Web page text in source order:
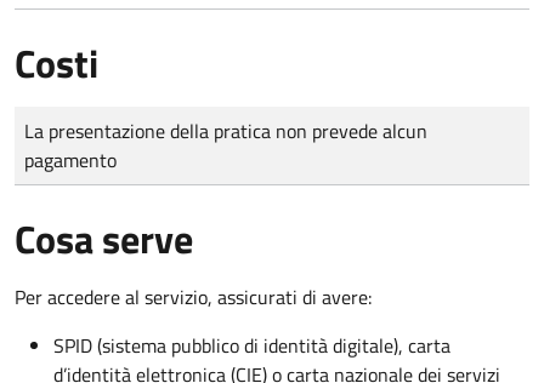
Costi
Tipo di pagamento
Importo
La presentazione della pratica non prevede alcun
pagamento
Cosa serve
Per accedere al servizio, assicurati di avere:
SPID (sistema pubblico di identità digitale), carta
d’identità elettronica (CIE) o carta nazionale dei servizi